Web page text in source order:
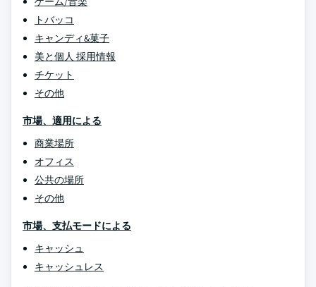
トバッコ
キャンディ&菓子
美と個人 採用情報
チケット
その他
市場、適用による
商業場所
オフィス
公共の場所
その他
市場、支払モードによる
キャッシュ
キャッシュレス